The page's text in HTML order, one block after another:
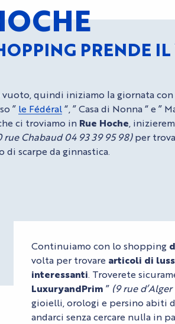
PRENDE
quindi iniziamo la giornata
” le Fédéral“ , ”Casa di Nonna “e ”
ci troviamo in Rue Hoche ,
rue Chabaud 04 93 39 95 98)per
di scarpe da ginnastica.
Continuiamo con lo shopping
volta per trovare articoli di
interessanti. Troverete
LuxuryandPrim ” (9 rue
gioielli, orologi e persino abiti
andarci senza cercare nulla in